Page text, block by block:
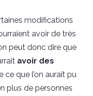
modifications
avoir de très
peut donc dire que
avoir des
ce que l’on aurait pu
plus de personnes